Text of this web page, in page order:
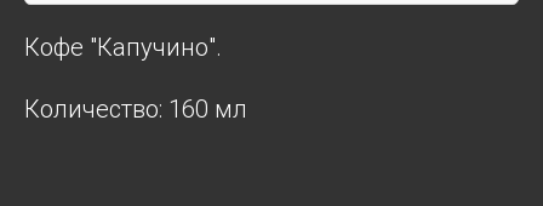
Кофе "Капучино".
Количество: 160 мл